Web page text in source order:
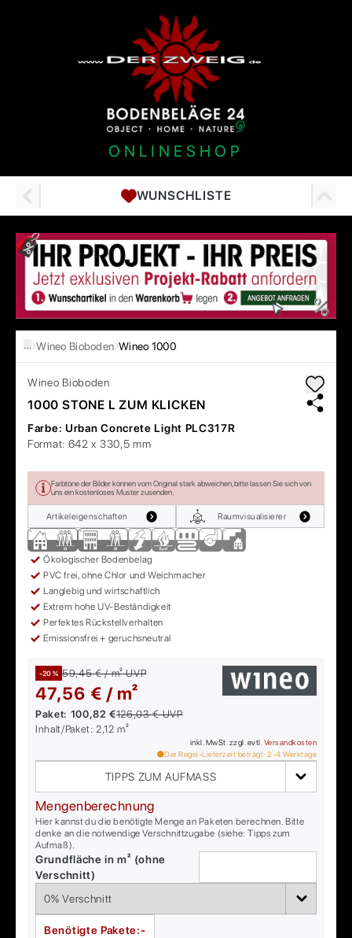
ONLINESHOP
WUNSCHLISTE
… Wineo Bioboden Wineo 1000
Wineo Bioboden
1000 STONE L ZUM KLICKEN
Farbe: Urban Concrete Light PLC317R
Format: 642 x 330,5 mm
Farbtöne der Bilder können vom Original stark abweichen, bitte lassen Sie sich von
uns ein kostenloses Muster zusenden.
Artikeleigenschaften Raumvisualisierer
Ökologischer Bodenbelag
PVC frei, ohne Chlor und Weichmacher
Langlebig und wirtschaftlich
Extrem hohe UV-Beständigkeit
Perfektes Rückstellverhalten
Emissionsfrei + geruchsneutral
-20 % 59,45 € / m²UVP
47,56 € / m²
Paket: 100,82 €126,03 €UVP
Inhalt/Paket:2,12 m²
inkl. MwSt. zzgl. evtl. Versandkosten
Die Regel-Lieferzeit beträgt: 2-4 Werktage
TIPPS ZUM AUFMASS
Mengenberechnung
Hier kannst du die benötigte Menge an Paketen berechnen. Bitte
denke an die notwendige Verschnittzugabe (siehe: Tipps zum
Aufmaß).
Grundfläche in m² (ohne
Verschnitt)
Benötigte Pakete:-